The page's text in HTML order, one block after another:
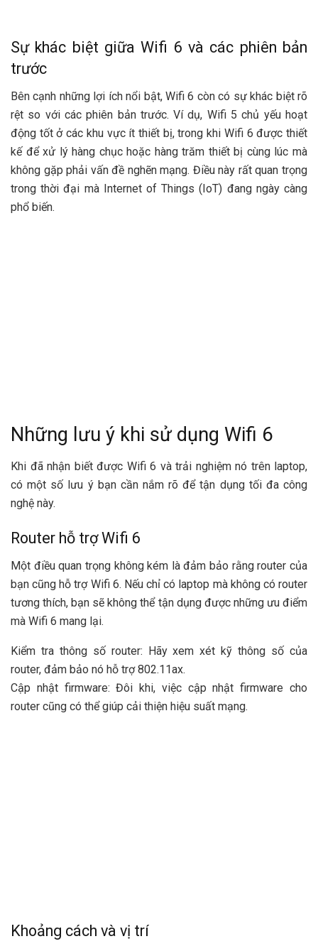
Sự khác biệt giữa Wifi 6 và các phiên bản
trước
Bên cạnh những lợi ích nổi bật, Wifi 6 còn có sự khác biệt rõ
rệt so với các phiên bản trước. Ví dụ, Wifi 5 chủ yếu hoạt
động tốt ở các khu vực ít thiết bị, trong khi Wifi 6 được thiết
kế để xử lý hàng chục hoặc hàng trăm thiết bị cùng lúc mà
không gặp phải vấn đề nghẽn mạng. Điều này rất quan trọng
trong thời đại mà Internet of Things (IoT) đang ngày càng
phổ biến.
Những lưu ý khi sử dụng Wifi 6
Khi đã nhận biết được Wifi 6 và trải nghiệm nó trên laptop,
có một số lưu ý bạn cần nắm rõ để tận dụng tối đa công
nghệ này.
Router hỗ trợ Wifi 6
Một điều quan trọng không kém là đảm bảo rằng router của
bạn cũng hỗ trợ Wifi 6. Nếu chỉ có laptop mà không có router
tương thích, bạn sẽ không thể tận dụng được những ưu điểm
mà Wifi 6 mang lại.
Kiểm tra thông số router: Hãy xem xét kỹ thông số của
router, đảm bảo nó hỗ trợ 802.11ax.
Cập nhật firmware: Đôi khi, việc cập nhật firmware cho
router cũng có thể giúp cải thiện hiệu suất mạng.
Khoảng cách và vị trí